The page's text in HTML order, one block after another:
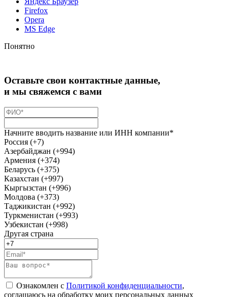
Firefox
Opera
MS Edge
Понятно
Оставьте свои контактные данные,
и мы свяжемся с вами
Начните вводить название или ИНН компании*
Россия (+7)
Азербайджан (+994)
Армения (+374)
Беларусь (+375)
Казахстан (+997)
Кыргызстан (+996)
Молдова (+373)
Таджикистан (+992)
Туркменистан (+993)
Узбекистан (+998)
Другая страна
Ознакомлен с Политикой конфиденциальности,
соглашаюсь на обработку моих персональных данных